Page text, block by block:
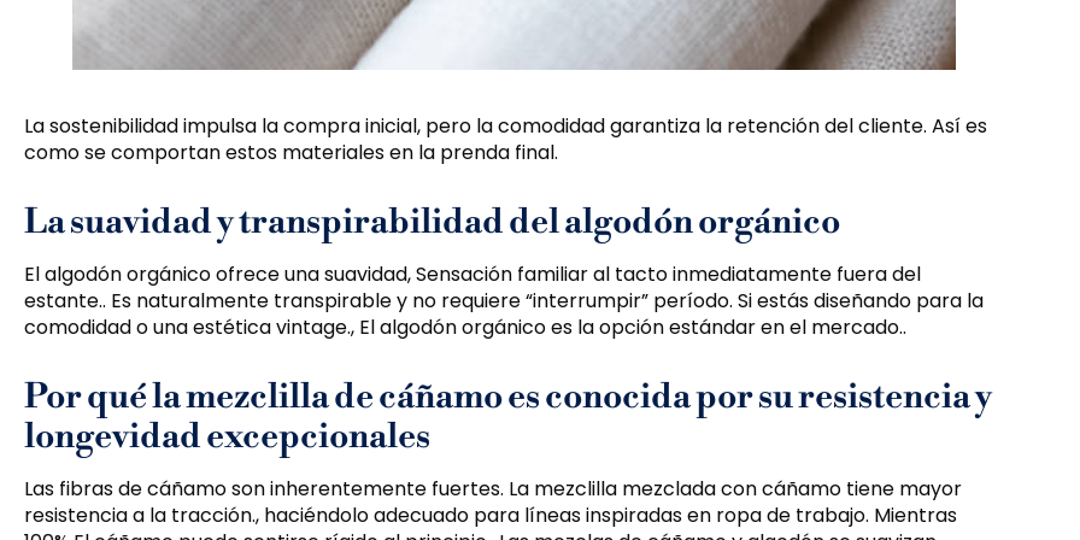
La sostenibilidad impulsa la compra inicial, pero la comodidad garantiza la retención del cliente. Así es
como se comportan estos materiales en la prenda final.
La suavidad y transpirabilidad del algodón orgánico
El algodón orgánico ofrece una suavidad, Sensación familiar al tacto inmediatamente fuera del
estante.. Es naturalmente transpirable y no requiere “interrumpir” período. Si estás diseñando para la
comodidad o una estética vintage., El algodón orgánico es la opción estándar en el mercado..
Por qué la mezclilla de cáñamo es conocida por su resistencia y
longevidad excepcionales
Las fibras de cáñamo son inherentemente fuertes. La mezclilla mezclada con cáñamo tiene mayor
resistencia a la tracción., haciéndolo adecuado para líneas inspiradas en ropa de trabajo. Mientras